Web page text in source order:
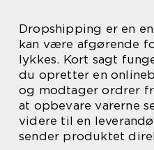
Dropshipping er en
kan være afgørende
lykkes. Kort sagt
du opretter en
og modtager ordrer
at opbevare varerne
videre til en
sender produktet